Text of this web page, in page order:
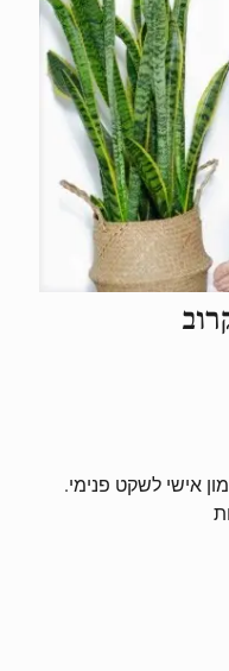
אישי לשקט פנימי.